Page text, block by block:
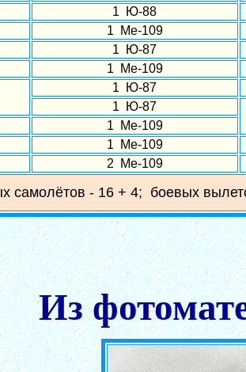
1 Ю-88
1 Ме-109
1 Ю-87
1 Ме-109
1 Ю-87
1 Ю-87
1 Ме-109
1 Ме-109
2 Ме-109
самолётов - 16 + 4; боевых
Из